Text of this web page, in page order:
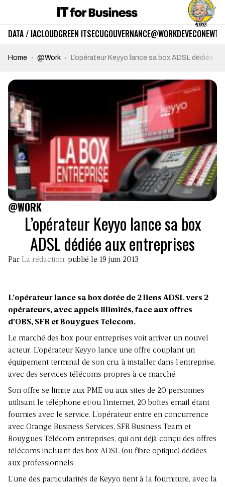
DATA / IACLOUDGREEN ITSECUGOUVERNANCE@WORKDEVECO
Home @Work L’opérateur Keyyo lance sa box ADSL dédiée
@WORK
L’opérateur Keyyo lance sa box
ADSL dédiée aux entreprises
Par La rédaction, publié le 19 juin 2013
L’opérateur lance sa box dotée de 2 liens ADSL vers 2
opérateurs, avec appels illimités, face aux offres
d’OBS, SFR et Bouygues Telecom.
Le marché des box pour entreprises voit arriver un nouvel
acteur. L’opérateur Keyyo lance une offre couplant un
équipement terminal de son cru, à installer dans l’entreprise,
avec des services télécoms propres à ce marché.
Son offre se limite aux PME ou aux sites de 20 personnes
utilisant le téléphone et/ou l’internet, 20 boîtes email étant
fournies avec le service. L’opérateur entre en concurrence
avec Orange Business Services, SFR Business Team et
Bouygues Télécom entreprises, qui ont déjà conçu des offres
télécoms incluant des box ADSL (ou fibre optique) dédiées
aux professionnels.
L’une des particularités de Keyyo tient à la fourniture, avec la